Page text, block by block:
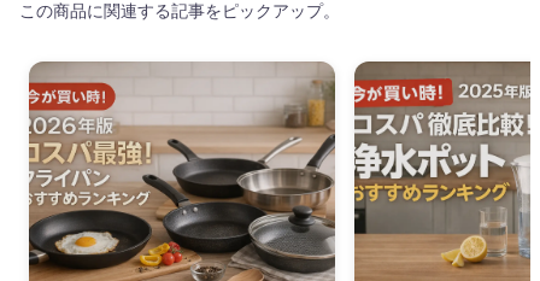
この商品に関連する記事をピックアップ。